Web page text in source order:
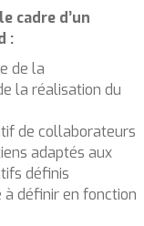
cadre d’un
:
de la
la réalisation du
de collaborateurs
adaptés aux
définis
définir en fonction